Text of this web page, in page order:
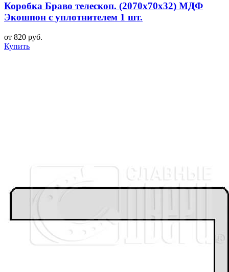
Коробка Браво телескоп. (2070x70x32) МДФ
Экошпон с уплотнителем 1 шт.
от 820 руб.
Купить